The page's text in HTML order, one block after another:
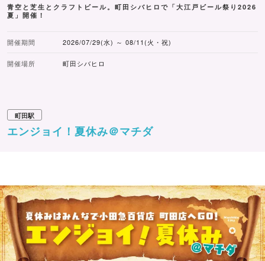
青空と芝生とクラフトビール。町田シバヒロで「大江戸ビール祭り2026
夏」開催！
開催期間 2026/07/29(水) ～ 08/11(火・祝)
開催場所 町田シバヒロ
町田駅
エンジョイ！夏休み＠マチダ